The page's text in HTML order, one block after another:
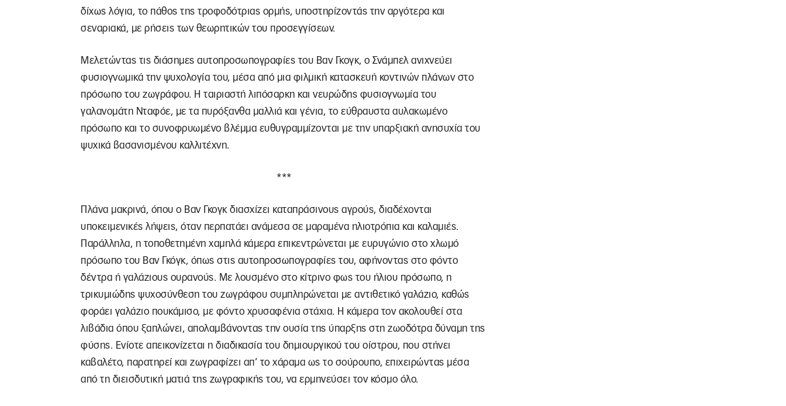
δίχως λόγια, το πάθος της τροφοδότριας ορμής, υποστηρίζοντάς την αργότερα και
σεναριακά, με ρήσεις των θεωρητικών του προσεγγίσεων.
Μελετώντας τις διάσημες αυτοπροσωπογραφίες του Βαν Γκογκ, ο Σνάμπελ ανιχνεύει
φυσιογνωμικά την ψυχολογία του, μέσα από μια φιλμική κατασκευή κοντινών πλάνων στο
πρόσωπο του ζωγράφου. Η ταιριαστή λιπόσαρκη και νευρώδης φυσιογνωμία του
γαλανομάτη Νταφόε, με τα πυρόξανθα μαλλιά και γένια, το εύθραυστα αυλακωμένο
πρόσωπο και το συνοφρυωμένο βλέμμα ευθυγραμμίζονται με την υπαρξιακή ανησυχία του
ψυχικά βασανισμένου καλλιτέχνη.
***
Πλάνα μακρινά, όπου ο Βαν Γκογκ διασχίζει καταπράσινους αγρούς, διαδέχονται
υποκειμενικές λήψεις, όταν περπατάει ανάμεσα σε μαραμένα ηλιοτρόπια και καλαμιές.
Παράλληλα, η τοποθετημένη χαμηλά κάμερα επικεντρώνεται με ευρυγώνιο στο χλωμό
πρόσωπο του Βαν Γκόγκ, όπως στις αυτοπροσωπογραφίες του, αφήνοντας στο φόντο
δέντρα ή γαλάζιους ουρανούς. Με λουσμένο στο κίτρινο φως του ήλιου πρόσωπο, η
τρικυμιώδης ψυχοσύνθεση του ζωγράφου συμπληρώνεται με αντιθετικό γαλάζιο, καθώς
φοράει γαλάζιο πουκάμισο, με φόντο χρυσαφένια στάχια. Η κάμερα τον ακολουθεί στα
λιβάδια όπου ξαπλώνει, απολαμβάνοντας την ουσία της ύπαρξης στη ζωοδότρα δύναμη της
φύσης. Ενίοτε απεικονίζεται η διαδικασία του δημιουργικού του οίστρου, που στήνει
καβαλέτο, παρατηρεί και ζωγραφίζει απ’ το χάραμα ως το σούρουπο, επιχειρώντας μέσα
από τη διεισδυτική ματιά της ζωγραφικής του, να ερμηνεύσει τον κόσμο όλο.